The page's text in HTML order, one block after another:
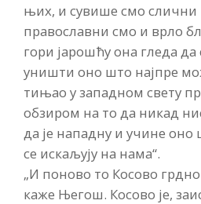
њих, и сувише смо слични
православни смо и врло
гори јарошћу она гледа
уништи оно што најпре
тињао у западном свету
обзиром на то да никад
да је нападну и учине оно
се искаљују на нама“.
„И поново то Косово
каже Његош. Косово је,